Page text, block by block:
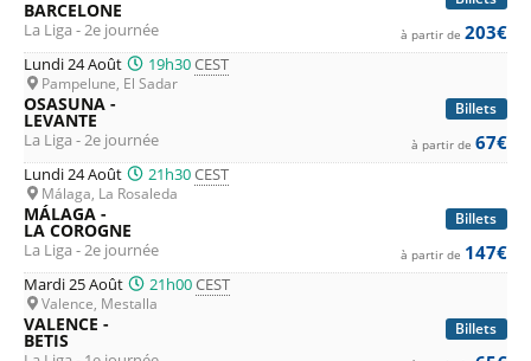
BARCELONE
La Liga - 2e journée à partir de 203€
Lundi 24 Août 19h30CEST
Pampelune, El Sadar
Billets
OSASUNA -
LEVANTE
La Liga - 2e journée à partir de 67€
Lundi 24 Août 21h30CEST
Málaga, La Rosaleda
Billets
MÁLAGA -
LA COROGNE
La Liga - 2e journée à partir de 147€
Mardi 25 Août 21h00CEST
Valence, Mestalla
Billets
VALENCE -
BETIS